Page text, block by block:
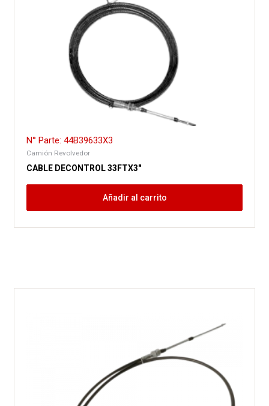
N° Parte: 44B39633X3
Camión Revolvedor
CABLE DECONTROL 33FTX3″
Añadir al carrito